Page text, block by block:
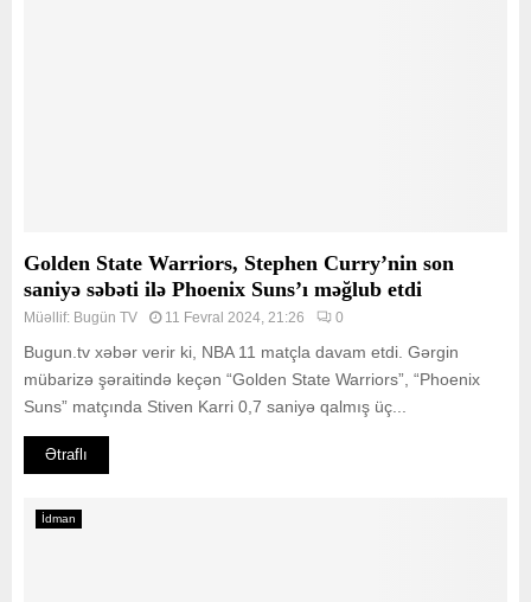
Golden State Warriors, Stephen Curry’nin son
saniyə səbəti ilə Phoenix Suns’ı məğlub etdi
Müəllif: Bugün TV 11 Fevral 2024, 21:26 0
Bugun.tv xəbər verir ki, NBA 11 matçla davam etdi. Gərgin
mübarizə şəraitində keçən “Golden State Warriors”, “Phoenix
Suns” matçında Stiven Karri 0,7 saniyə qalmış üç...
Ətraflı
İdman